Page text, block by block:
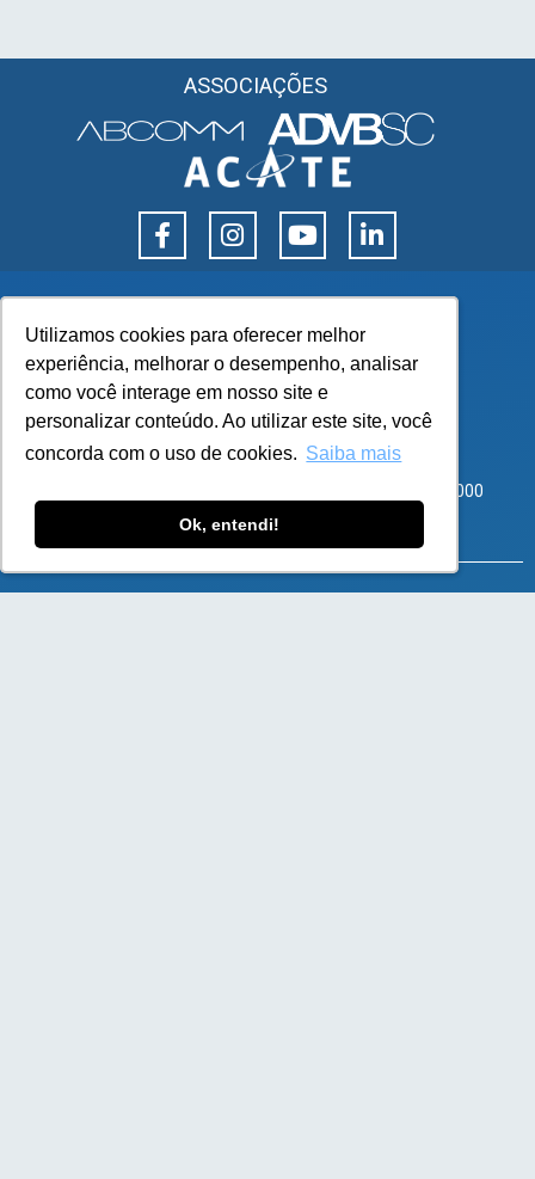
Utilizamos cookies para oferecer melhor
experiência, melhorar o desempenho, analisar
como você interage em nosso site e
personalizar conteúdo. Ao utilizar este site, você
concorda com o uso de cookies. Saiba mais
Ok, entendi!
Utilizamos cookies para oferecer melhor
experiência, melhorar o desempenho, analisar
como você interage em nosso site e
personalizar conteúdo. Ao utilizar este site, você
concorda com o uso de cookies. Saiba mais
Ok, entendi!
ASSOCIAÇÕES
Corporate Park – Rod SC 401, 8600 – Bloco 3 Sala 101
Santo Antônio de Lisboa, Florianópolis – SC – CEP 88050-000
atendimento@flexy.com.br